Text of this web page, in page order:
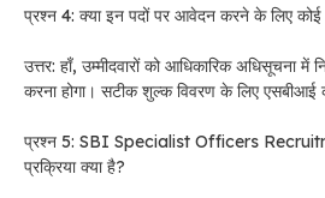
प्रश्न 4: क्या इन पदों पर आवेदन करने के लिए
उत्तर: हाँ, उम्मीदवारों को आधिकारिक अधिसूचना में
करना होगा। सटीक शुल्क विवरण के लिए एसबीआई
प्रश्न 5: SBI Specialist Officers
प्रक्रिया क्या है?